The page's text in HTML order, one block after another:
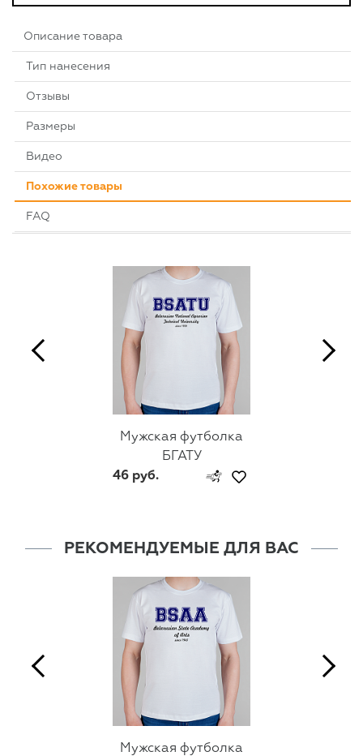
Описание товара
Тип нанесения
Отзывы
Размеры
Видео
Похожие товары
FAQ
Мужская футболка
БГАТУ
46 руб.
РЕКОМЕНДУЕМЫЕ ДЛЯ ВАС
Мужская футболка